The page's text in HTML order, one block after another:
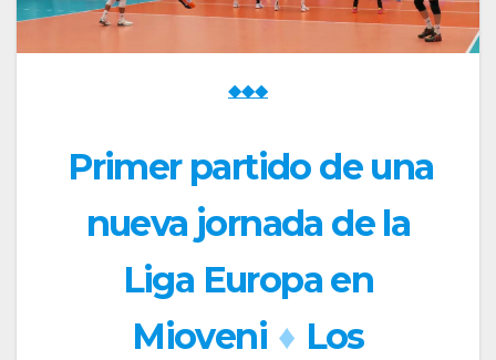
◆◆◆
Primer partido de una
nueva jornada de la
Liga Europa en
Mioveni ♦ Los